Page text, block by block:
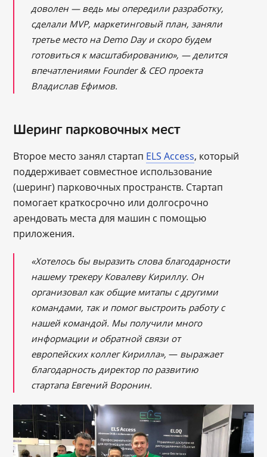
доволен — ведь мы опередили разработку,
сделали MVP, маркетинговый план, заняли
третье место на Demo Day и скоро будем
готовиться к масштабированию», — делится
впечатлениями Founder & CEO проекта
Владислав Ефимов.
Шеринг парковочных мест
Второе место занял стартап ELS Access, который
поддерживает совместное использование
(шеринг) парковочных пространств. Стартап
помогает краткосрочно или долгосрочно
арендовать места для машин с помощью
приложения.
«Хотелось бы выразить слова благодарности
нашему трекеру Ковалеву Кириллу. Он
организовал как общие митапы с другими
командами, так и помог выстроить работу с
нашей командой. Мы получили много
информации и обратной связи от
европейских коллег Кирилла»,— выражает
благодарность директор по развитию
стартапа Евгений Воронин.